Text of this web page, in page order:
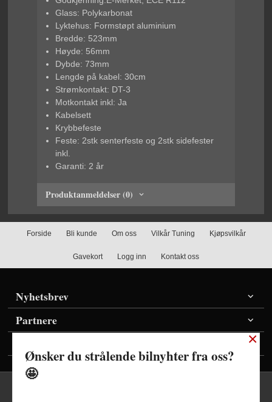
Glass: Polykarbonat
Lyktehus: Formstøpt aluminium
Bredde: 523mm
Høyde: 56mm
Dybde: 73mm
Lengde på kabel: 30cm
Strømkontakt: DT-3
Motkontakt inkl: Ja
Kabelsett
Krybbefeste
Feste: 2stk senterfeste og 2stk sidefester
inkl.
Garanti: 2 år
Produktanmeldelser (0)
Forside Bli kunde Om oss Vilkår Tuning Kjøpsvilkår
Gavekort Logg inn Kontakt oss
Nyhetsbrev
Partnere
×
Ønsker du strålende bilnyhter fra oss?
🤩